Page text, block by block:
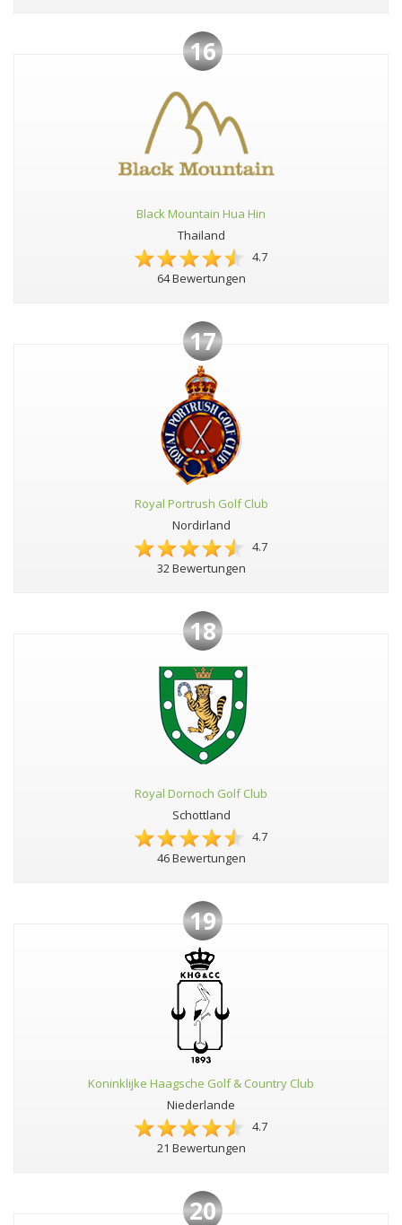
16
Black Mountain Hua Hin
Thailand
4.7
64 Bewertungen
17
Royal Portrush Golf Club
Nordirland
4.7
32 Bewertungen
18
Royal Dornoch Golf Club
Schottland
4.7
46 Bewertungen
19
Koninklijke Haagsche Golf & Country Club
Niederlande
4.7
21 Bewertungen
20